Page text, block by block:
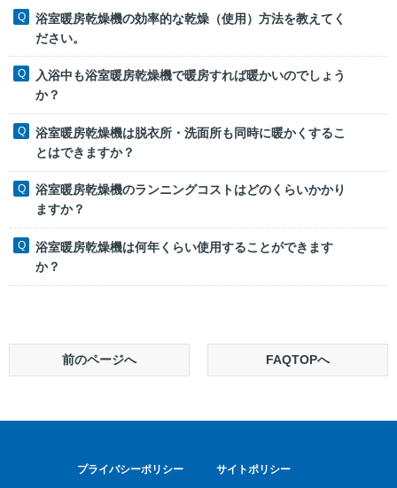
浴室暖房乾燥機の効率的な乾燥（使用）方法を教えてく
ださい。
入浴中も浴室暖房乾燥機で暖房すれば暖かいのでしょう
か？
浴室暖房乾燥機は脱衣所・洗面所も同時に暖かくするこ
とはできますか？
浴室暖房乾燥機のランニングコストはどのくらいかかり
ますか？
浴室暖房乾燥機は何年くらい使用することができます
か？
前のページへ FAQTOPへ
プライバシーポリシー サイトポリシー